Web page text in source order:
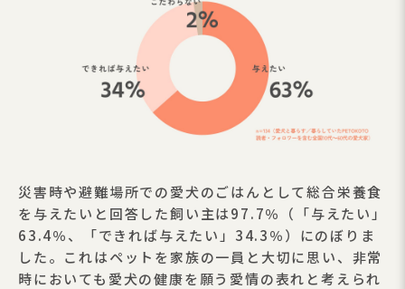
災害時や避難場所での愛犬のごはんとして総合栄養食
を与えたいと回答した飼い主は97.7％（「与えたい」
63.4％、「できれば与えたい」34.3％）にのぼりま
した。これはペットを家族の一員と大切に思い、非常
時においても愛犬の健康を願う愛情の表れと考えられ